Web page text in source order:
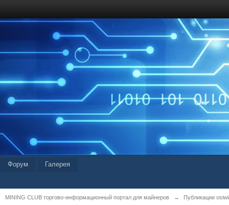
Форум Галерея
MINING CLUB торгово-информационный портал для майнеров → Публикации